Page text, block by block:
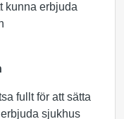
kunna erbjuda
fullt för att sätta
sjukhus